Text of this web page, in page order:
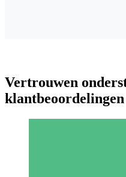
Vertrouwen
klantbeoordelingen